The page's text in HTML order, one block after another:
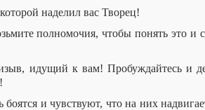
наделил вас Творец!
полномочия, чтобы понять это и
идущий к вам! Пробуждайтесь и
и чувствуют, что на них